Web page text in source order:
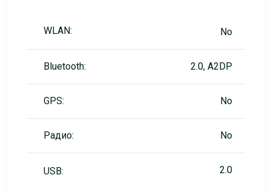
WLAN: No
Bluetooth: 2.0, A2DP
GPS: No
Радио: No
USB: 2.0